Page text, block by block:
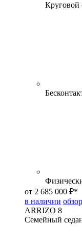
Круговой
от 2 685 000 ₽*
в наличии обзор
ARRIZO 8
Семейный